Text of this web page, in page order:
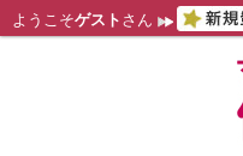
ようこそゲスト さん